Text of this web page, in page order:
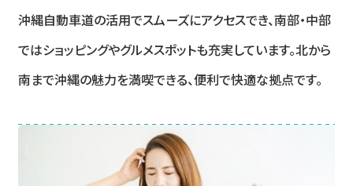
沖縄自動車道の活用でスムーズにアクセスでき、南部・中部
ではショッピングやグルメスポットも充実しています。北から
南まで沖縄の魅力を満喫できる、便利で快適な拠点です。